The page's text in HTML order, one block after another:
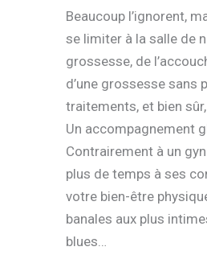
Beaucoup l’ignorent,
se limiter à la salle de
grossesse, de
d’une grossesse sans
traitements, et bien
Un accompagnement
Contrairement à un
plus de temps à ses
votre bien-être
banales aux plus
blues…